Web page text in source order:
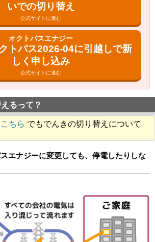
いでの切り替え
公式サイトに進む
オクトパスエナジー
トパス2026-04に引越しで新
しく申し込み
公式サイトに進む
るって？
こちら でもでんきの切り替えについて
エナジーに変更しても、停電したりしな